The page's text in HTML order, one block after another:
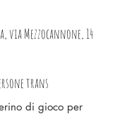
via Mezzocannone, 14
trans
di gioco per